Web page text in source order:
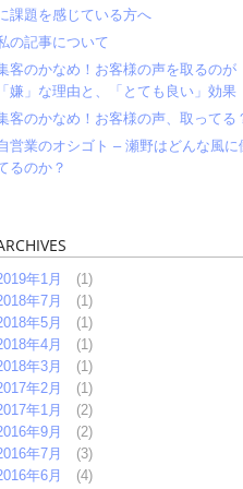
課題を感じている方へ
の記事について
客のかなめ！お客様の声を取るのが
嫌」な理由と、「とても良い」効果
客のかなめ！お客様の声、取ってる
営業のオシゴト – 瀬野はどんな風に
るのか？
年1月
(1)
年7月
(1)
年5月
(1)
年4月
(1)
年3月
(1)
年2月
(1)
年1月
(2)
年9月
(2)
年7月
(3)
年6月
(4)